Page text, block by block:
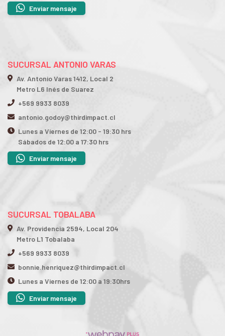
Enviar mensaje
SUCURSAL ANTONIO VARAS
Av. Antonio Varas 1412, Local 2
Metro L6 Inés de Suarez
+569 9933 8039
antonio.godoy@thirdimpact.cl
Lunes a Viernes de 12:00 - 19:30 hrs
Sábados de 12:00 a 17:30 hrs
Enviar mensaje
SUCURSAL TOBALABA
Av. Providencia 2594, Local 204
Metro L1 Tobalaba
+569 9933 8039
bonnie.henriquez@thirdimpact.cl
Lunes a Viernes de 12:00 a 19:30hrs
Enviar mensaje